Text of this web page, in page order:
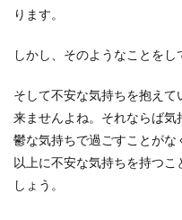
ります。
しかし、そのようなことをし
そして不安な気持ちを抱え
来ませんよね。それならば
鬱な気持ちで過ごすことが
以上に不安な気持ちを持つ
しょう。